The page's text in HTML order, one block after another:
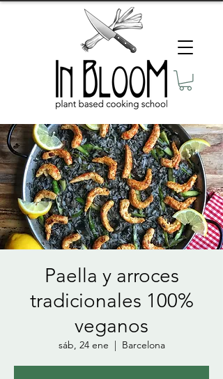
Paella y arroces
tradicionales 100%
veganos
sáb, 24 ene
  |
Barcelona